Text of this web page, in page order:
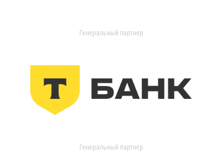
Генеральный партнер
Генеральный партнер